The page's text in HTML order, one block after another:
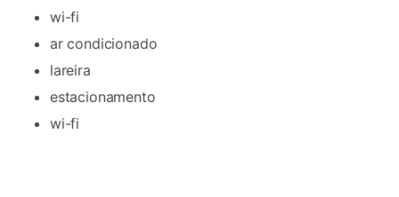
wi-fi
ar condicionado
lareira
estacionamento
wi-fi